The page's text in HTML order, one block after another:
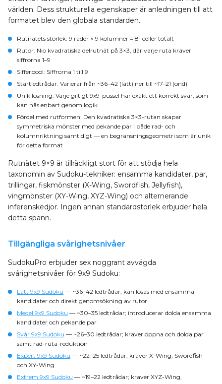
världen. Dess strukturella egenskaper är anledningen till att
formatet blev den globala standarden.
Rutnätets storlek: 9 rader × 9 kolumner = 81 celler totalt
Rutor: Nio kvadratiska delrutnät på 3×3, där varje ruta kräver
siffrorna 1–9
Sifferpool: Siffrorna 1 till 9
Startledtrådar: Varierar från ~36–42 (lätt) ner till ~17–21 (ond)
Unik lösning: Varje giltigt 9x9-pussel har exakt ett korrekt svar, som
kan nås enbart genom logik
Fördel med rutformen: Den kvadratiska 3×3-rutan skapar
symmetriska mönster med pekande par i både rad- och
kolumnriktning samtidigt — en begränsningsgeometri som är unik
för detta format
Rutnätet 9×9 är tillräckligt stort för att stödja hela
taxonomin av Sudoku-tekniker: ensamma kandidater, par,
trillingar, fiskmönster (X-Wing, Swordfish, Jellyfish),
vingmönster (XY-Wing, XYZ-Wing) och alternerande
inferenskedjor. Ingen annan standardstorlek erbjuder hela
detta spann.
Tillgängliga svårighetsnivåer
SudokuPro erbjuder sex noggrant avvägda
svårighetsnivåer för 9x9 Sudoku:
Lätt 9x9 Sudoku — ~36–42 ledtrådar; kan lösas med ensamma
kandidater och direkt genomsökning av rutor
Medel 9x9 Sudoku — ~30–35 ledtrådar; introducerar dolda ensamma
kandidater och pekande par
Svår 9x9 Sudoku — ~26–30 ledtrådar; kräver öppna och dolda par
samt rad-ruta-reduktion
Expert 9x9 Sudoku — ~22–25 ledtrådar; kräver X-Wing, Swordfish
och XY-Wing
Extrem 9x9 Sudoku — ~19–22 ledtrådar; kräver XYZ-Wing,